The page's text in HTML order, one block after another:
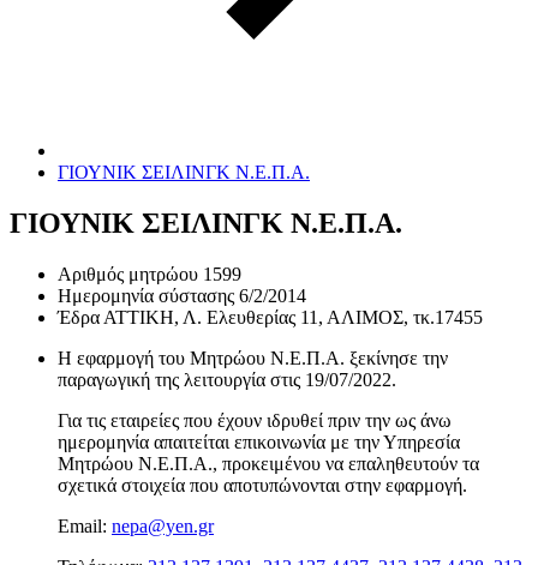
ΓΙΟΥΝΙΚ ΣΕΙΛΙΝΓΚ Ν.Ε.Π.Α.
ΓΙΟΥΝΙΚ ΣΕΙΛΙΝΓΚ Ν.Ε.Π.Α.
Αριθμός μητρώου 1599
Ημερομηνία σύστασης 6/2/2014
Έδρα ΑΤΤΙΚΗ, Λ. Ελευθερίας 11, ΑΛΙΜΟΣ, τκ.17455
Η εφαρμογή του Μητρώου Ν.Ε.Π.Α. ξεκίνησε την
παραγωγική της λειτουργία στις 19/07/2022.
Για τις εταιρείες που έχουν ιδρυθεί πριν την ως άνω
ημερομηνία απαιτείται επικοινωνία με την Υπηρεσία
Μητρώου Ν.Ε.Π.Α., προκειμένου να επαληθευτούν τα
σχετικά στοιχεία που αποτυπώνονται στην εφαρμογή.
Email: nepa@yen.gr